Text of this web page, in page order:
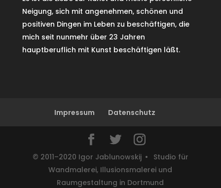
Neigung, sich mit angenehmen, schönen und
positiven Dingen im Leben zu beschäftigen, die
mich seit nunmehr über 23 Jahren
hauptberuflich mit Kunst beschäftigen läßt.
Impressum Datenschutz
© 2011–2020 Igor Jablunowskij • Studio für
Wandmalerei, Illusionsmalerei und
Raumgestaltung in Dortmund